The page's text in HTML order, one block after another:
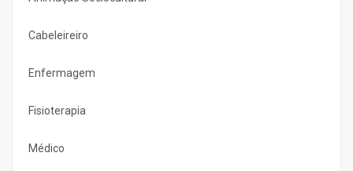
Cabeleireiro
Enfermagem
Fisioterapia
Médico